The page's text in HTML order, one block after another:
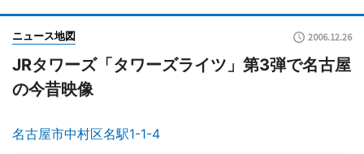
ニュース地図 2006.12.26
JRタワーズ「タワーズライツ」第3弾で名古屋
の今昔映像
名古屋市中村区名駅1-1-4